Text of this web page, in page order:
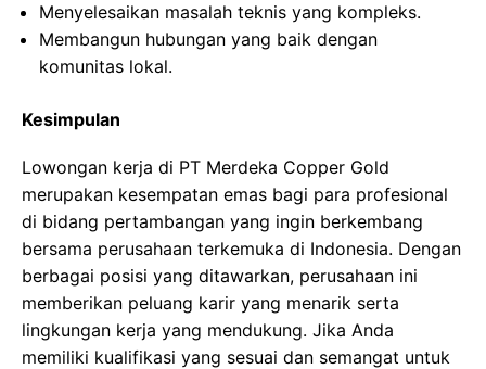
Menyelesaikan masalah teknis yang kompleks.
Membangun hubungan yang baik dengan
komunitas lokal.
Kesimpulan
Lowongan kerja di PT Merdeka Copper Gold
merupakan kesempatan emas bagi para profesional
di bidang pertambangan yang ingin berkembang
bersama perusahaan terkemuka di Indonesia. Dengan
berbagai posisi yang ditawarkan, perusahaan ini
memberikan peluang karir yang menarik serta
lingkungan kerja yang mendukung. Jika Anda
memiliki kualifikasi yang sesuai dan semangat untuk